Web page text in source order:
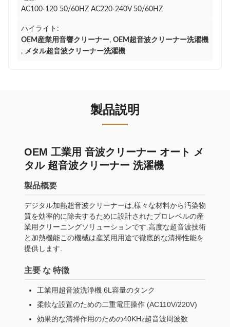
AC100-120 50/60HZ AC220-240V 50/60HZ
ハイライト:
OEM産業用音響クリーナー, OEM超音波クリーナー洗濯機
, メタル超音波クリーナー洗濯機
製品説明
OEM 工業用 音波クリーナー オート メ
タル 超音波クリーナー 洗濯機
製品概要
デジタル加熱超音波クリーナーは,様々な材料から汚染物
質を効率的に除去するために設計されたプロレベルの産
業用クリーニングソリューションです.高度な超音波技術
と加熱機能この機械は産業用用途で徹底的な清掃性能を
提供します.
主要 な 特徴
工業用超音波洗浄機 6L容量のタンク
柔軟な設置のための二重電圧操作 (AC110V/220V)
効果的な清掃作用のための40KHz超音波周波数